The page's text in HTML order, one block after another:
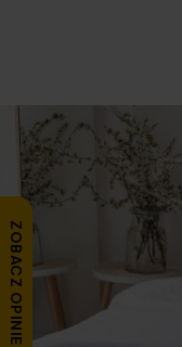
ZOBACZ OPINIE